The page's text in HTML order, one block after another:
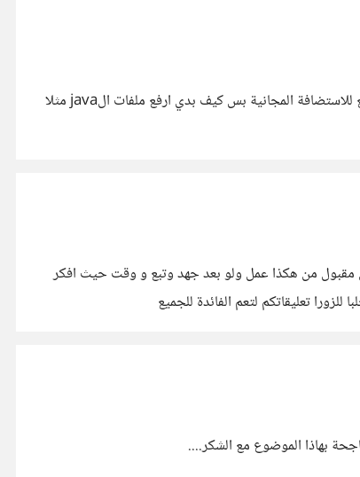
لدي موقع قمت بتصميمه على جهازي باستخدام تقنيات ال html,css,javascript,jquiry واريد رفعه على استضافة مجانية بعرف في كتير مواقع للاستضافة المجانية بس كيف بدي ارفع ملفات الjava مثلا
مقبول من هكذا عمل ولو بعد جهد وتبع و وقت حيث افكر
تعليقاتكم لتعم الفائدة للجميع
بهاذا الموضوع مع الشكر....